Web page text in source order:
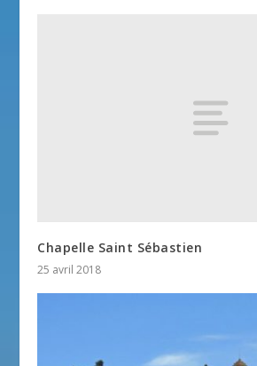
Chapelle Saint Sébastien
25 avril 2018